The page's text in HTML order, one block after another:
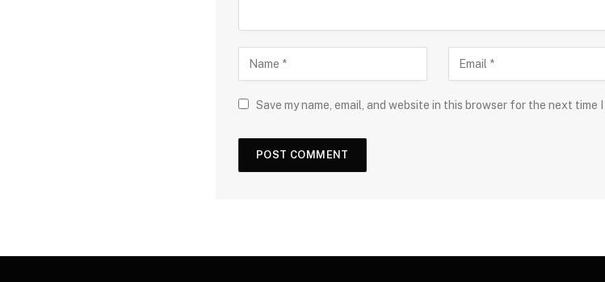
Save my name, email, and website in this browser for the next time